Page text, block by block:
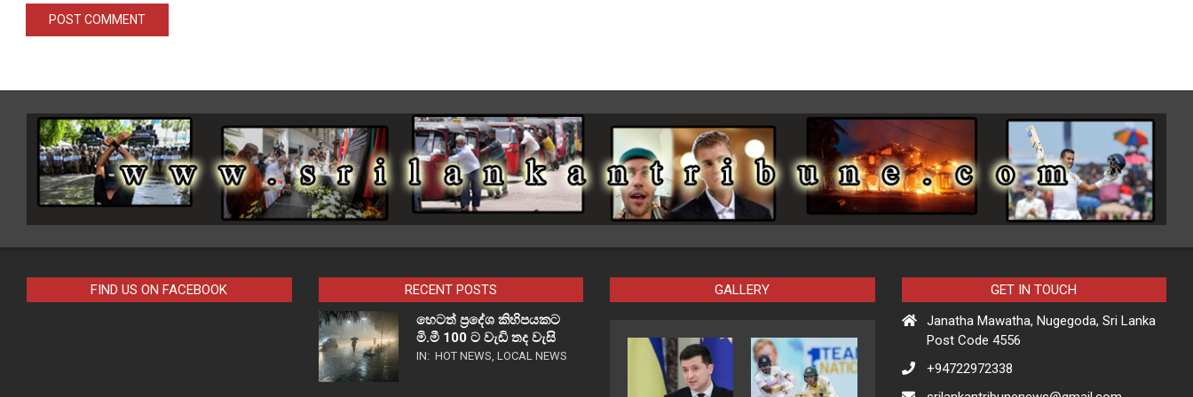
FIND US ON FACEBOOK
RECENT POSTS
හෙටත් ප්‍රදේශ කිහිපයකට
මි.මී 100 ට වැඩි තද වැසි
IN: HOT NEWS, LOCAL NEWS
GALLERY
GET IN TOUCH
Janatha Mawatha, Nugegoda, Sri Lanka
Post Code 4556
+94722972338